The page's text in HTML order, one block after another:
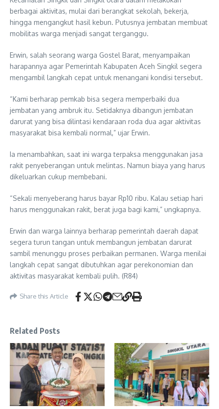
berbagai aktivitas, mulai dari berangkat sekolah, bekerja,
hingga mengangkut hasil kebun. Putusnya jembatan membuat
mobilitas warga menjadi sangat terganggu.
Erwin, salah seorang warga Gostel Barat, menyampaikan
harapannya agar Pemerintah Kabupaten Aceh Singkil segera
mengambil langkah cepat untuk menangani kondisi tersebut.
“Kami berharap pemkab bisa segera memperbaiki dua
jembatan yang ambruk itu. Setidaknya dibangun jembatan
darurat yang bisa dilintasi kendaraan roda dua agar aktivitas
masyarakat bisa kembali normal,” ujar Erwin.
Ia menambahkan, saat ini warga terpaksa menggunakan jasa
rakit penyeberangan untuk melintas. Namun biaya yang harus
dikeluarkan cukup membebani.
“Sekali menyeberang harus bayar Rp10 ribu. Kalau setiap hari
harus menggunakan rakit, berat juga bagi kami,” ungkapnya.
Erwin dan warga lainnya berharap pemerintah daerah dapat
segera turun tangan untuk membangun jembatan darurat
sambil menunggu proses perbaikan permanen. Warga menilai
langkah cepat sangat dibutuhkan agar perekonomian dan
aktivitas masyarakat kembali pulih. (R84)
Share this Article
Related Posts